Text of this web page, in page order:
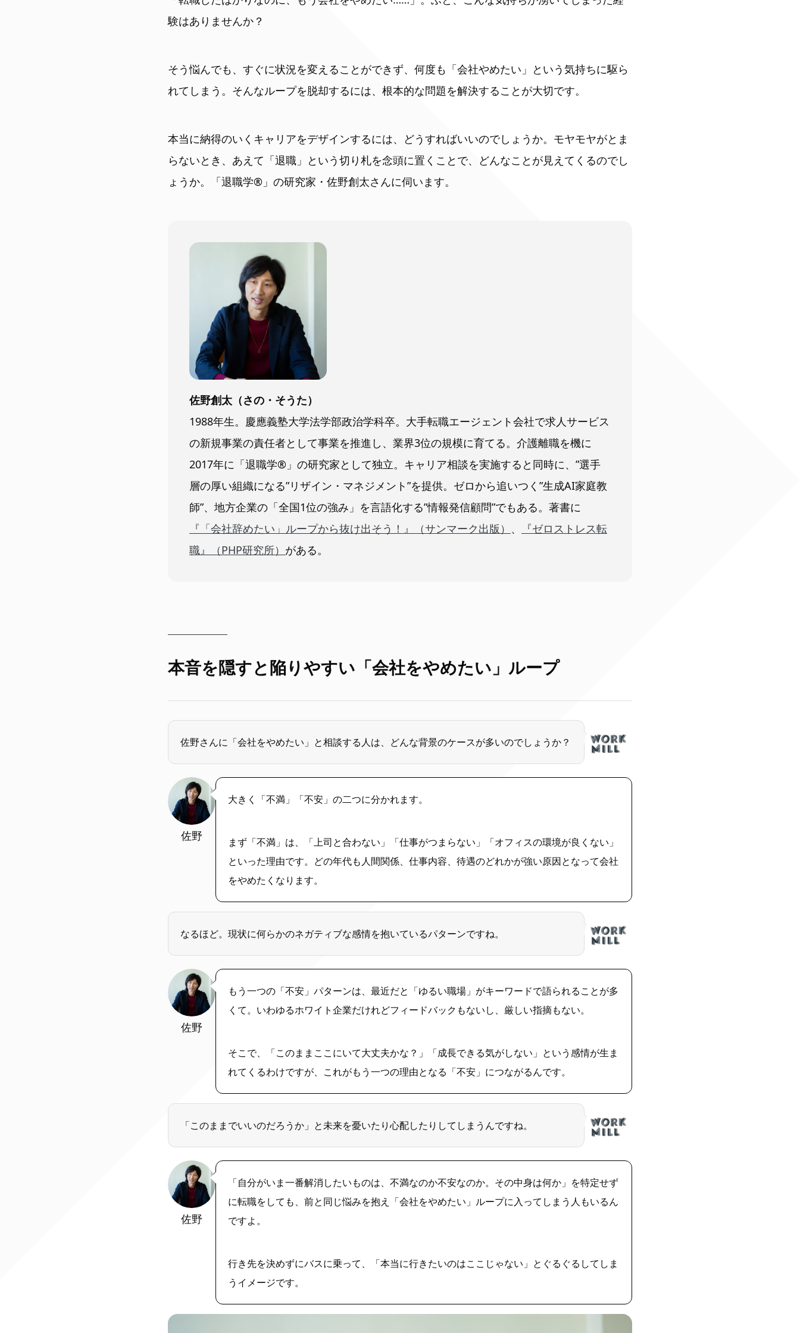
験はありませんか？
そう悩んでも、すぐに状況を変えることができず、何度も「会社やめたい」という気持ちに駆ら
れてしまう。そんなループを脱却するには、根本的な問題を解決することが大切です。
本当に納得のいくキャリアをデザインするには、どうすればいいのでしょうか。モヤモヤがとま
らないとき、あえて「退職」という切り札を念頭に置くことで、どんなことが見えてくるのでし
ょうか。「退職学®️」の研究家・佐野創太さんに伺います。
佐野創太（さの・そうた）
1988年生。慶應義塾大学法学部政治学科卒。大手転職エージェント会社で求人サービス
の新規事業の責任者として事業を推進し、業界3位の規模に育てる。介護離職を機に
2017年に「退職学®︎」の研究家として独立。キャリア相談を実施すると同時に、”選手
層の厚い組織になる”リザイン・マネジメント”を提供。ゼロから追いつく”生成AI家庭教
師”、地方企業の「全国1位の強み」を言語化する”情報発信顧問”でもある。著書に
『「会社辞めたい」ループから抜け出そう！』（サンマーク出版） 、
『ゼロストレス転
職』（PHP研究所） がある。
本音を隠すと陥りやすい「会社をやめたい」ループ
佐野さんに「会社をやめたい」と相談する人は、どんな背景のケースが多いのでしょうか？
佐野
大きく「不満」「不安」の二つに分かれます。
まず「不満」は、「上司と合わない」「仕事がつまらない」「オフィスの環境が良くない」
といった理由です。どの年代も人間関係、仕事内容、待遇のどれかが強い原因となって会社
をやめたくなります。
なるほど。現状に何らかのネガティブな感情を抱いているパターンですね。
佐野
もう一つの「不安」パターンは、最近だと「ゆるい職場」がキーワードで語られることが多
くて。いわゆるホワイト企業だけれどフィードバックもないし、厳しい指摘もない。
そこで、「このままここにいて大丈夫かな？」「成長できる気がしない」という感情が生ま
れてくるわけですが、これがもう一つの理由となる「不安」につながるんです。
「このままでいいのだろうか」と未来を憂いたり心配したりしてしまうんですね。
佐野
「自分がいま一番解消したいものは、不満なのか不安なのか。その中身は何か」を特定せず
に転職をしても、前と同じ悩みを抱え「会社をやめたい」ループに入ってしまう人もいるん
ですよ。
行き先を決めずにバスに乗って、「本当に行きたいのはここじゃない」とぐるぐるしてしま
うイメージです。